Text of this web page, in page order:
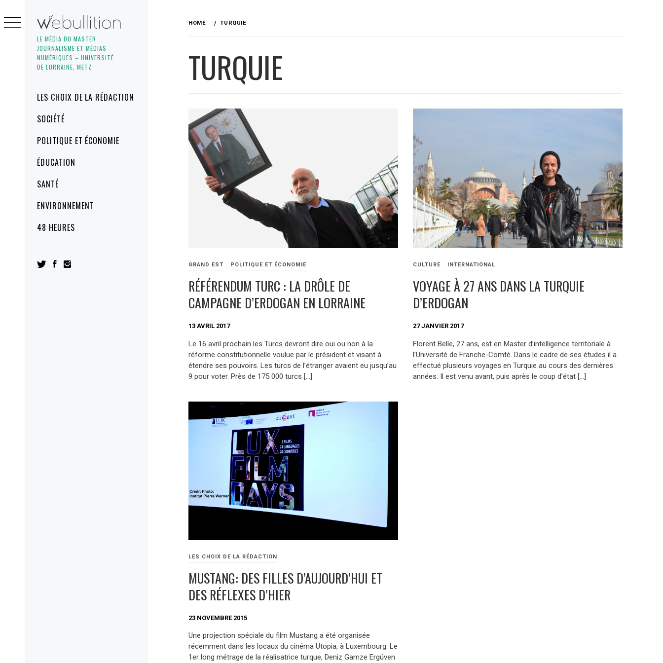
LE MÉDIA DU MASTER
JOURNALISME ET MÉDIAS
NUMÉRIQUES – UNIVERSITÉ
DE LORRAINE, METZ
MenuLES CHOIX DE LA RÉDACTION
SOCIÉTÉ
POLITIQUE ET ÉCONOMIE
ÉDUCATION
SANTÉ
ENVIRONNEMENT
48 HEURES
to
content
HOME TURQUIE
TURQUIE
GRAND EST POLITIQUE ET ÉCONOMIE
RÉFÉRENDUM TURC : LA DRÔLE DE
CAMPAGNE D’ERDOGAN EN LORRAINE
13 AVRIL 2017
Le 16 avril prochain les Turcs devront dire oui ou non à la
réforme constitutionnelle voulue par le président et visant à
étendre ses pouvoirs. Les turcs de l’étranger avaient eu jusqu’au
9 pour voter. Près de 175 000 turcs […]
CULTURE INTERNATIONAL
VOYAGE À 27 ANS DANS LA TURQUIE
D’ERDOGAN
27 JANVIER 2017
Florent Belle, 27 ans, est en Master d’intelligence territoriale à
l’Université de Franche-Comté. Dans le cadre de ses études il a
effectué plusieurs voyages en Turquie au cours des dernières
années. Il est venu avant, puis après le coup d’état […]
LES CHOIX DE LA RÉDACTION
MUSTANG: DES FILLES D’AUJOURD’HUI ET
DES RÉFLEXES D’HIER
23 NOVEMBRE 2015
Une projection spéciale du film Mustang a été organisée
récemment dans les locaux du cinéma Utopia, à Luxembourg. Le
1er long métrage de la réalisatrice turque, Deniz Gamze Ergüven